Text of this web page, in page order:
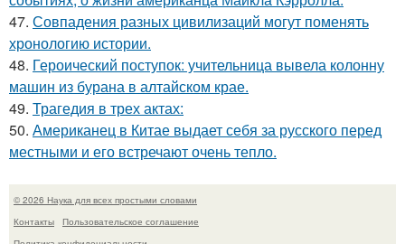
47. Совпадения разных цивилизаций могут поменять
хронологию истории.
48. Героический поступок: учительница вывела колонну
машин из бурана в алтайском крае.
49. Трагедия в трех актах:
50. Американец в Китае выдает себя за русского перед
местными и его встречают очень тепло.
© 2026 Наука для всех простыми словами
Контакты
Пользовательское соглашение